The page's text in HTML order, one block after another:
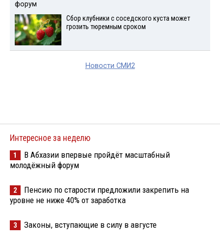
Сбор клубники с соседского куста может
грозить тюремным сроком
Новости СМИ2
Интересное за неделю
1
В Абхазии впервые пройдёт масштабный
молодёжный форум
2
Пенсию по старости предложили закрепить на
уровне не ниже 40% от заработка
3 Законы, вступающие в силу в августе